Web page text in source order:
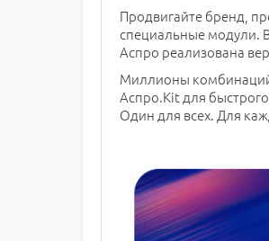
Продвигайте бренд,
специальные модули.
Аспро реализована
Миллионы комбинаций
Аспро.Kit для быстрого
Один для всех. Для